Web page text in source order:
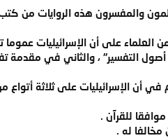
والمفسرون هذه الروايات من
العلماء على أن الإسرائيليات
التفسير" ، والثاني في مقدمة
أن الإسرائيليات على ثلاثة أتواع
للقرآن .
مخالفا له .